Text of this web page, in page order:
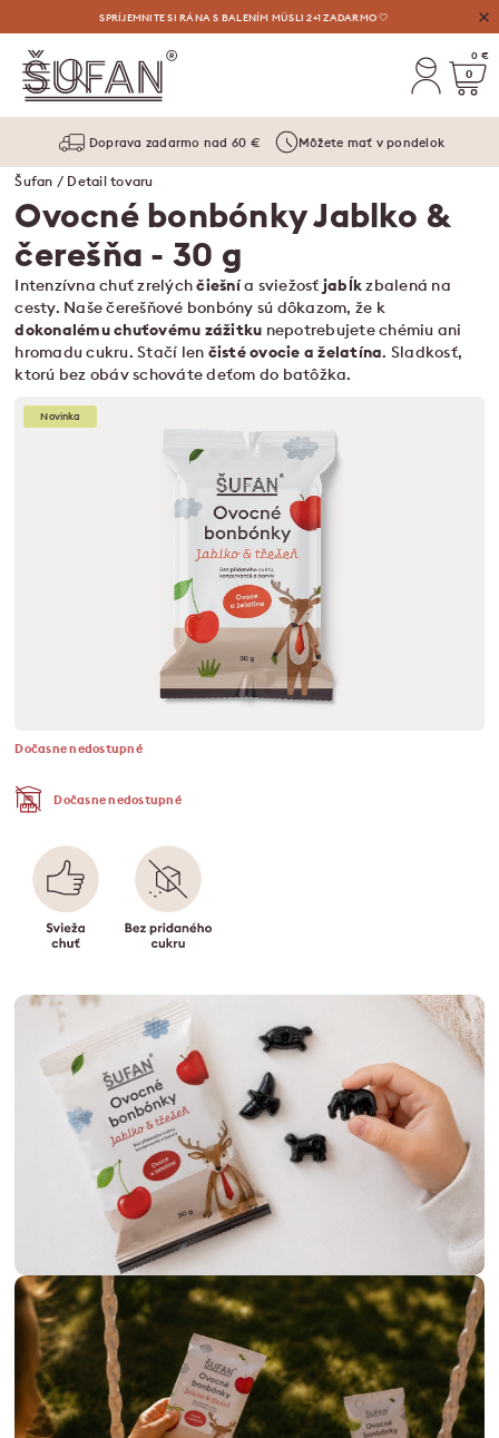
VÝHODNÉ AUGUSTOVÉ OSVIEŽENIE: LIMONÁDY, MASLÁ A VYLAĎENÉ SETY ⛱️
SPRÍJEMNITE SI RÁNA S BALENÍM MÜSLI 2+1 ZADARMO 🤍
0 €
0
Doprava zadarmo nad 60 € Môžete mať v pondelok
Šufan / Detail tovaru
Ovocné bonbónky Jablko &
čerešňa - 30 g
Intenzívna chuť zrelýchčiešnía sviežosť jabĺkzbalená na
cesty. Naše čerešňové bonbóny sú dôkazom, že k
dokonalému chuťovému zážitku nepotrebujete chémiu ani
hromadu cukru. Stačí len čisté ovocie a želatína. Sladkosť,
ktorú bez obáv schováte deťom do batôžka.
Novinka
Dočasne nedostupné
Dočasne nedostupné